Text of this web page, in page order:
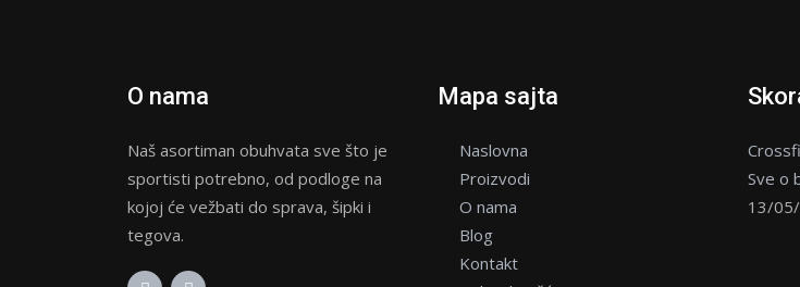
O nama
Naš asortiman obuhvata sve što je
sportisti potrebno, od podloge na
kojoj će vežbati do sprava, šipki i
tegova.
Mapa sajta
Naslovna
Proizvodi
O nama
Blog
Kontakt
Sve o
13/